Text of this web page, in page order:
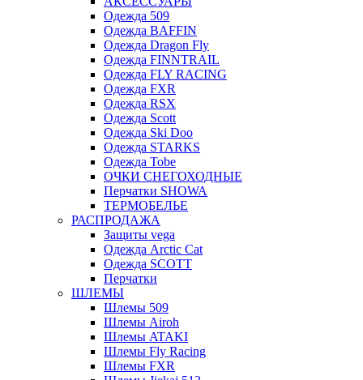
Одежда 509
Одежда BAFFIN
Одежда Dragon Fly
Одежда FINNTRAIL
Одежда FLY RACING
Одежда FXR
Одежда RSX
Одежда Scott
Одежда Ski Doo
Одежда STARKS
Одежда Tobe
ОЧКИ СНЕГОХОДНЫЕ
Перчатки SHOWA
ТЕРМОБЕЛЬЕ
РАСПРОДАЖА
Защиты vega
Одежда Arctic Cat
Одежда SCOTT
Перчатки
ШЛЕМЫ
Шлемы 509
Шлемы Airoh
Шлемы ATAKI
Шлемы Fly Racing
Шлемы FXR